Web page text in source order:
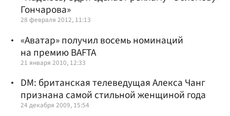
Гончарова»
28 февраля 2012, 11:13
«Аватар» получил восемь номинаций
на премию BAFTA
21 января 2010, 12:33
DM: британская телеведущая Алекса Чанг
признана самой стильной женщиной года
24 декабря 2009, 15:54